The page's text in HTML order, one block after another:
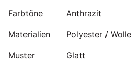
Farbtöne Anthrazit
Materialien Polyester / Wolle
Muster Glatt